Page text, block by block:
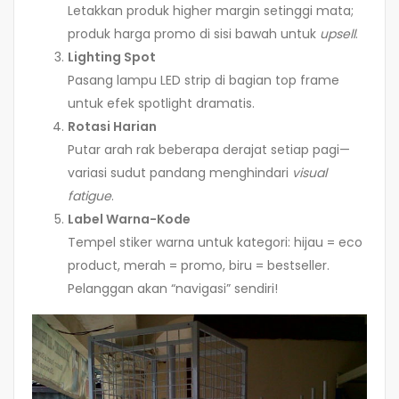
Letakkan produk higher margin setinggi mata;
produk harga promo di sisi bawah untuk upsell.
Lighting Spot
Pasang lampu LED strip di bagian top frame
untuk efek spotlight dramatis.
Rotasi Harian
Putar arah rak beberapa derajat setiap pagi—
variasi sudut pandang menghindari visual
fatigue.
Label Warna-Kode
Tempel stiker warna untuk kategori: hijau = eco
product, merah = promo, biru = bestseller.
Pelanggan akan “navigasi” sendiri!